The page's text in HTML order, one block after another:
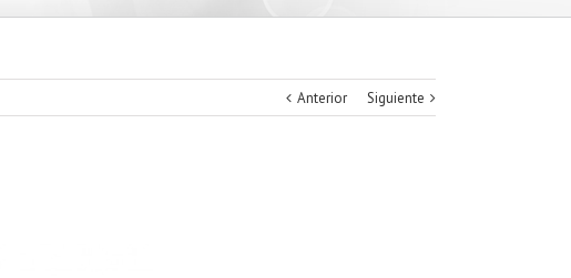
Anterior Siguiente